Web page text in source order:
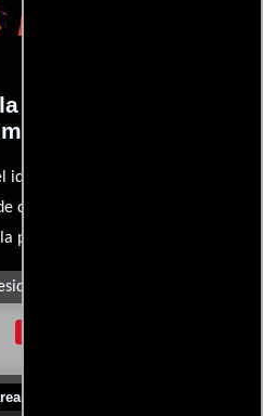
películas Halloween:
idioma, doblaje o subtítulos que
comprar, alquilar o contratar un
películas.